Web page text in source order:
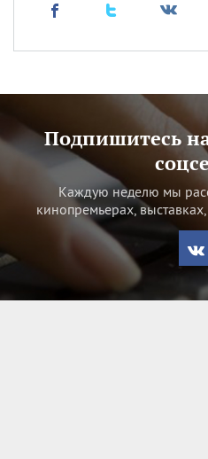
Подпишитесь
Каждую неделю мы
кинопремьерах,